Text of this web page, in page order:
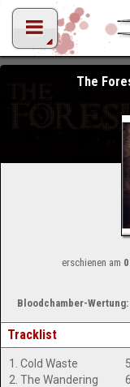
The
erschienen am
Bloodchamber-Wertung:
Tracklist
1. Cold Waste
2. The Wandering